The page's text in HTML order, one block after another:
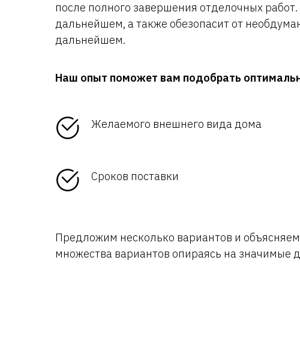
после полного завершения отделочных
дальнейшем, а также обезопасит от
дальнейшем.
Наш опыт поможет вам подобрать
Желаемого внешнего вида дома
Сроков поставки
Предложим несколько вариантов и
множества вариантов опираясь на значимые